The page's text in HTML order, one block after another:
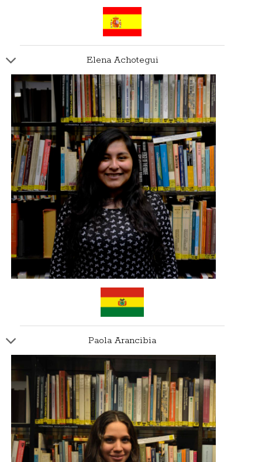
Elena Achotegui
Paola Arancibia